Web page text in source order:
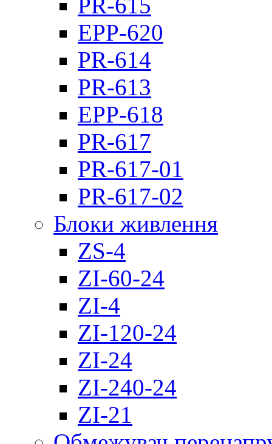
PR-615
EPP-620
PR-614
PR-613
EPP-618
PR-617
PR-617-01
PR-617-02
Блоки живлення
ZS-4
ZI-60-24
ZI-4
ZI-120-24
ZI-24
ZI-240-24
ZI-21